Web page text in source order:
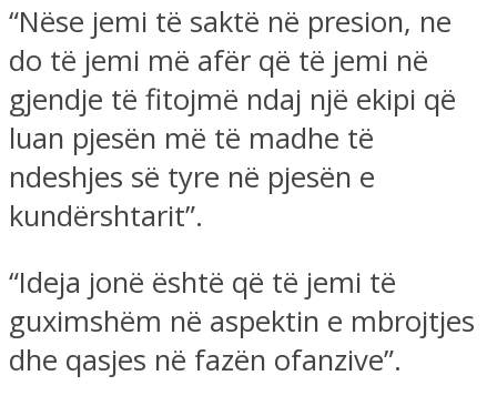
“Nëse jemi të saktë në presion, ne
do të jemi më afër që të jemi në
gjendje të fitojmë ndaj një ekipi që
luan pjesën më të madhe të
ndeshjes së tyre në pjesën e
kundërshtarit”.
“Ideja jonë është që të jemi të
guximshëm në aspektin e mbrojtjes
dhe qasjes në fazën ofanzive”.